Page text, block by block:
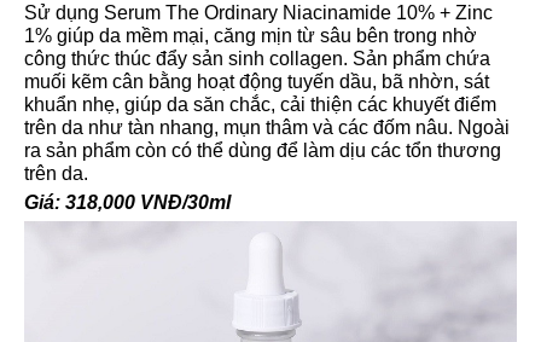
Sử dụng Serum The Ordinary Niacinamide 10% + Zinc
1% giúp da mềm mại, căng mịn từ sâu bên trong nhờ
công thức thúc đẩy sản sinh collagen. Sản phẩm chứa
muối kẽm cân bằng hoạt động tuyến dầu, bã nhờn, sát
khuẩn nhẹ, giúp da săn chắc, cải thiện các khuyết điểm
trên da như tàn nhang, mụn thâm và các đốm nâu. Ngoài
ra sản phẩm còn có thể dùng để làm dịu các tổn thương
trên da.
Giá: 318,000 VNĐ/30ml